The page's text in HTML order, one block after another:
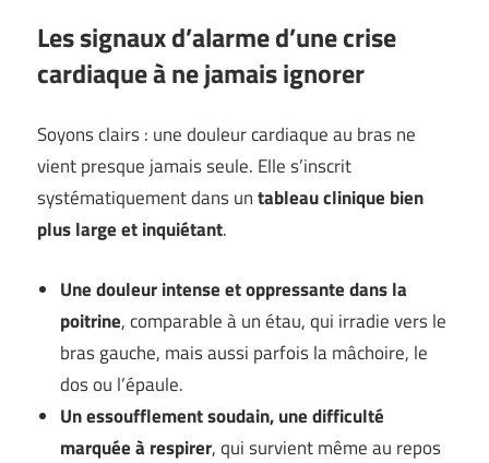
Les signaux d’alarme d’une crise
cardiaque à ne jamais ignorer
Soyons clairs : une douleur cardiaque au bras ne
vient presque jamais seule. Elle s’inscrit
systématiquement dans untableau clinique bien
plus large et inquiétant.
Une douleur intense et oppressante dans la
poitrine, comparable à un étau, qui irradie vers le
bras gauche, mais aussi parfois la mâchoire, le
dos ou l’épaule.
Un essoufflement soudain, une difficulté
marquée à respirer, qui survient même au repos